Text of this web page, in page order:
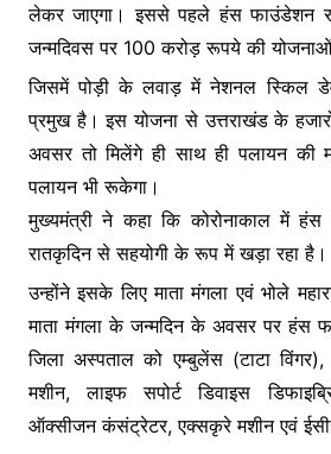
लेकर जाएगा। इससे पहले हंस फाउंडेशन
जन्मदिवस पर 100 करोड़ रूपये की
जिसमें पोड़ी के लवाड़ में नेशनल स्किल
प्रमुख है। इस योजना से उत्तराखंड के
अवसर तो मिलेंगे ही साथ ही पलायन की
पलायन भी रूकेगा।
मुख्यमंत्री ने कहा कि कोरोनाकाल में
रातकृदिन से सहयोगी के रूप में खड़ा रहा है।
उन्होंने इसके लिए माता मंगला एवं भोले
माता मंगला के जन्मदिन के अवसर पर हंस
जिला अस्पताल को एम्बुलेंस (टाटा
मशीन, लाइफ सपोर्ट डिवाइस
ऑक्सीजन कंसंट्रेटर, एक्सकृरे मशीन एवं